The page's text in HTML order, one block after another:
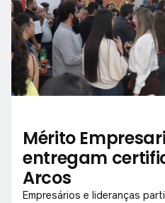
Mérito
entregam
Arcos
Empresários e lideranças